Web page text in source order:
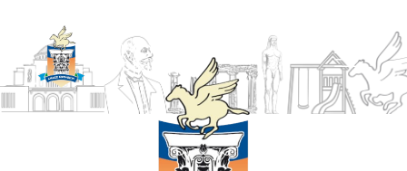
ΔΗΜΟΣ
ΚΟΡΙΝΘΙΩΝ